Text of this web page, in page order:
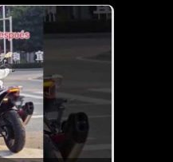
von lustigen